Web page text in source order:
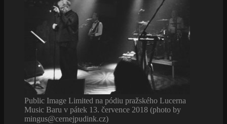
Public Image Limited na pódiu pražského Lucerna
Music Baru v pátek 13. července 2018 (photo by
mingus@cernejpudink.cz)